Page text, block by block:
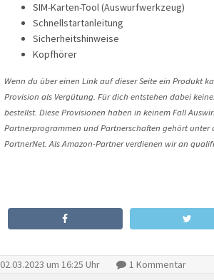
SIM-Karten-Tool (Auswurfwerkzeug)
Schnellstartanleitung
Sicherheitshinweise
Kopfhörer
Wenn du über einen Link auf dieser Seite ein Produkt
Provision als Vergütung. Für dich entstehen dabei
bestellst. Diese Provisionen haben in keinem Fall
Partnerprogrammen und Partnerschaften gehört unter
PartnerNet. Als Amazon-Partner verdienen wir an
02.03.2023 um 16:25 Uhr 1 Kommentar